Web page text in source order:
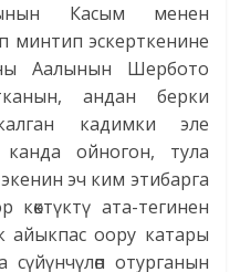
Касым менен
минтип эскерткенине
Аалынын Шербото
андан берки
кадимки эле
ойногон, тула
эч ким этибарга
ата-тегинен
айыкпас оору катары
сүйүнчүлөп отурганын